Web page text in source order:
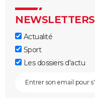
NEWSLETTERS
Actualité
Sport
Les dossiers d'actu